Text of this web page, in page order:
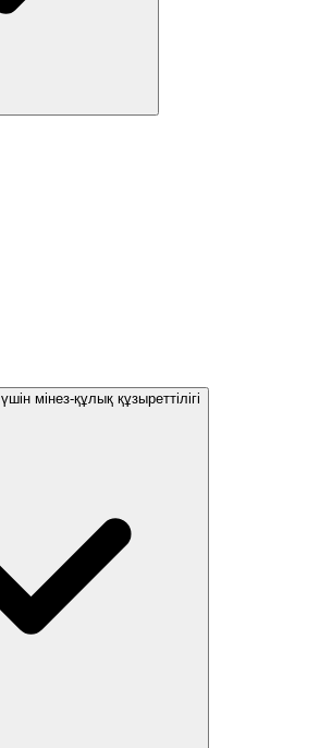
мінез-құлық құзыреттілігі